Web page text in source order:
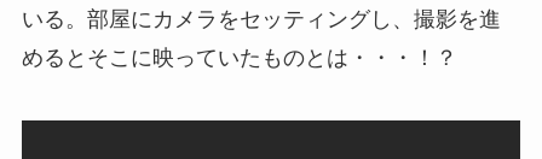
いる。部屋にカメラをセッティングし、撮影を進
めるとそこに映っていたものとは・・・！？